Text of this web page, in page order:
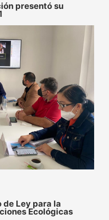
presentó su
Ley para la
Ecológicas